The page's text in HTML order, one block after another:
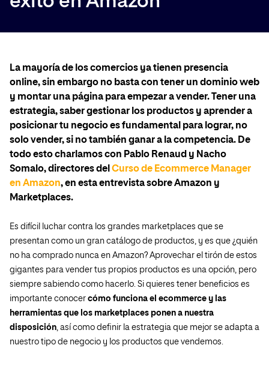
La mayoría de los comercios ya tienen presencia
online, sin embargo no basta con tener un dominio web
y montar una página para empezar a vender. Tener una
estrategia, saber gestionar los productos y aprender a
posicionar tu negocio es fundamental para lograr, no
solo vender, si no también ganar a la competencia. De
todo esto charlamos con Pablo Renaud y Nacho
Somalo, directores del Curso de Ecommerce Manager
en Amazon, en esta entrevista sobre Amazon y
Marketplaces.
Es difícil luchar contra los grandes marketplaces que se
presentan como un gran catálogo de productos, y es que ¿quién
no ha comprado nunca en Amazon? Aprovechar el tirón de estos
gigantes para vender tus propios productos es una opción, pero
siempre sabiendo como hacerlo. Si quieres tener beneficios es
importante conocer cómo funciona el ecommerce y las
herramientas que los marketplaces ponen a nuestra
disposición, así como definir la estrategia que mejor se adapta a
nuestro tipo de negocio y los productos que vendemos.